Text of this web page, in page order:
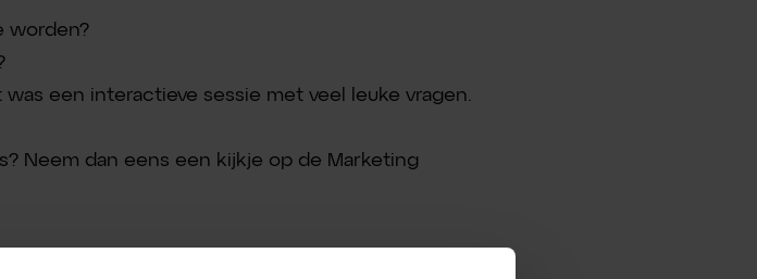
worden?
een interactieve sessie met veel leuke vragen.
Neem dan eens een kijkje op de Marketing